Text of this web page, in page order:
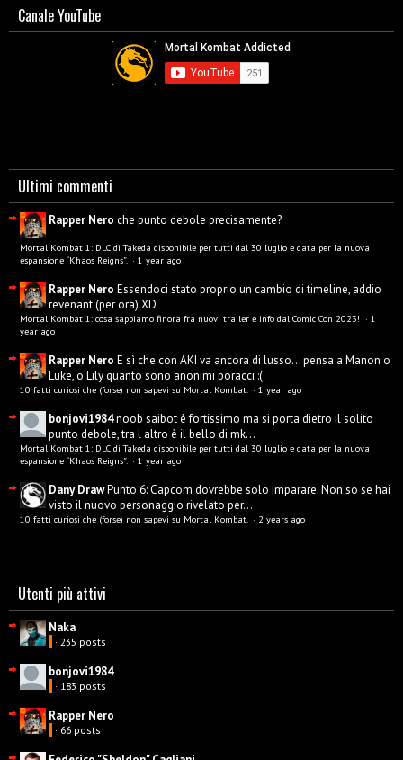
Canale YouTube
Ultimi commenti
Rapper Nero che punto debole precisamente?
Mortal Kombat 1: DLC di Takeda disponibile per tutti dal 30 luglio e data per la nuova
espansione “Khaos Reigns”. · 1 year ago
Rapper Nero Essendoci stato proprio un cambio di timeline, addio
revenant (per ora) XD
Mortal Kombat 1: cosa sappiamo finora fra nuovi trailer e info dal Comic Con 2023! · 1
year ago
Rapper Nero E sì che con AKI va ancora di lusso... pensa a Manon o
Luke, o Lily quanto sono anonimi poracci :(
10 fatti curiosi che (forse) non sapevi su Mortal Kombat. · 1 year ago
bonjovi1984noob saibot è fortissimo ma si porta dietro il solito
punto debole, tra l altro è il bello di mk...
Mortal Kombat 1: DLC di Takeda disponibile per tutti dal 30 luglio e data per la nuova
espansione “Khaos Reigns”. · 1 year ago
Dany DrawPunto 6: Capcom dovrebbe solo imparare. Non so se hai
visto il nuovo personaggio rivelato per...
10 fatti curiosi che (forse) non sapevi su Mortal Kombat. · 2 years ago
Utenti più attivi
Naka
· 235 posts
bonjovi1984
· 183 posts
Rapper Nero
· 66 posts